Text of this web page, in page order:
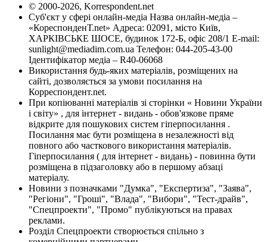
© 2000-2026, Korrespondent.net
Суб'єкт у сфері онлайн-медіа Назва онлайн-медіа –
«КореспонденТ.net» Адреса: 02091, місто Київ,
ХАРКІВСЬКЕ ШОСЕ, будинок 172-Б, офіс 208/1 E-mail:
sunlight@mediadim.com.ua Телефон: 044-205-43-00
Ідентифікатор медіа – R40-06068
Використання будь-яких матеріалів, розміщених на
сайті, дозволяється за умови посилання на
Корреспондент.net.
При копіюванні матеріалів зі сторінки « Новини України
і світу» , для інтернет - видань - обов'язкове пряме
відкрите для пошукових систем гіперпосилання .
Посилання має бути розміщена в незалежності від
повного або часткового використання матеріалів.
Гіперпосилання ( для інтернет - видань) - повинна бути
розміщена в підзаголовку або в першому абзаці
матеріалу.
Новини з позначками "Думка", "Експертиза", "Заява",
"Регіони", "Гроші", "Влада", "Вибори", "Тест-драйв",
"Спецпроекти", "Промо" публікуються на правах
реклами.
Розділ Спецпроекти створюється спільно з